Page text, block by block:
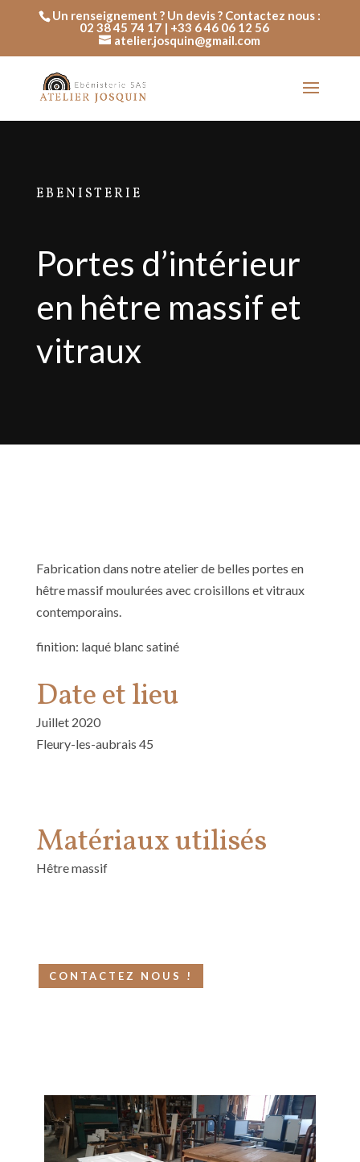
Un renseignement ? Un devis ? Contactez nous :
02 38 45 74 17 | +33 6 46 06 12 56
atelier.josquin@gmail.com
EBENISTERIE
Portes d’intérieur
en hêtre massif et
vitraux
Fabrication dans notre atelier de belles portes en
hêtre massif moulurées avec croisillons et vitraux
contemporains.
finition: laqué blanc satiné
Date et lieu
Juillet 2020
Fleury-les-aubrais 45
Matériaux utilisés
Hêtre massif
CONTACTEZ NOUS !